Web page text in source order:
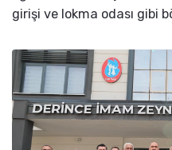
girişi ve lokma odası gibi